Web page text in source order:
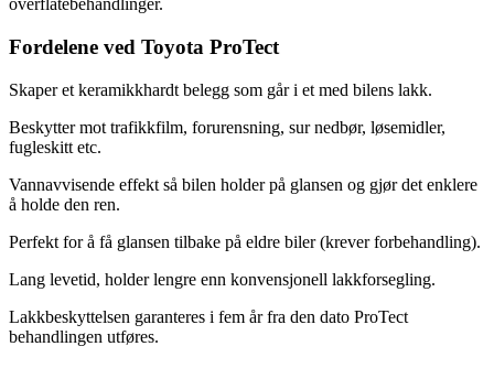
overflatebehandlinger.
Fordelene ved Toyota ProTect
Skaper et keramikkhardt belegg som går i et med bilens lakk.
Beskytter mot trafikkfilm, forurensning, sur nedbør, løsemidler,
fugleskitt etc.
Vannavvisende effekt så bilen holder på glansen og gjør det enklere
å holde den ren.
Perfekt for å få glansen tilbake på eldre biler (krever forbehandling).
Lang levetid, holder lengre enn konvensjonell lakkforsegling.
Lakkbeskyttelsen garanteres i fem år fra den dato ProTect
behandlingen utføres.